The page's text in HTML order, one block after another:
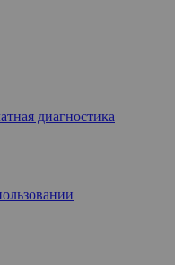
диагностика